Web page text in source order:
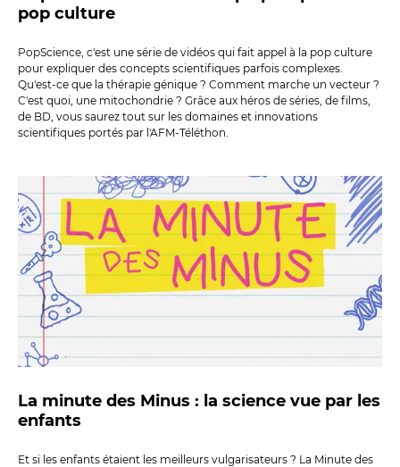
pop culture
PopScience, c'est une série de vidéos qui fait appel à la pop culture
pour expliquer des concepts scientifiques parfois complexes.
Qu'est-ce que la thérapie génique ? Comment marche un vecteur ?
C'est quoi, une mitochondrie ? Grâce aux héros de séries, de films,
de BD, vous saurez tout sur les domaines et innovations
scientifiques portés par l'AFM-Téléthon.
La minute des Minus : la science vue par les
enfants
Et si les enfants étaient les meilleurs vulgarisateurs ? La Minute des